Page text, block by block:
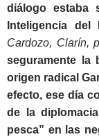
diálogo estaba
Inteligencia del
Cardozo, Clarín,
seguramente la
origen radical
efecto, ese día
de la
pesca” en las